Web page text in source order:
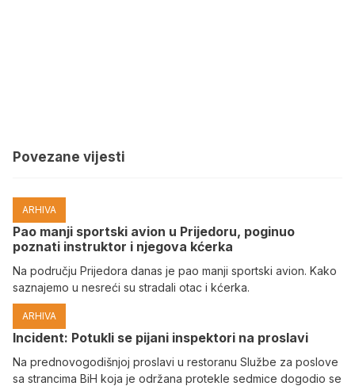
Povezane vijesti
ARHIVA
Pao manji sportski avion u Prijedoru, poginuo
poznati instruktor i njegova kćerka
Na području Prijedora danas je pao manji sportski avion. Kako
saznajemo u nesreći su stradali otac i kćerka.
ARHIVA
Incident: Potukli se pijani inspektori na proslavi
Na prednovogodišnjoj proslavi u restoranu Službe za poslove
sa strancima BiH koja je održana protekle sedmice dogodio se